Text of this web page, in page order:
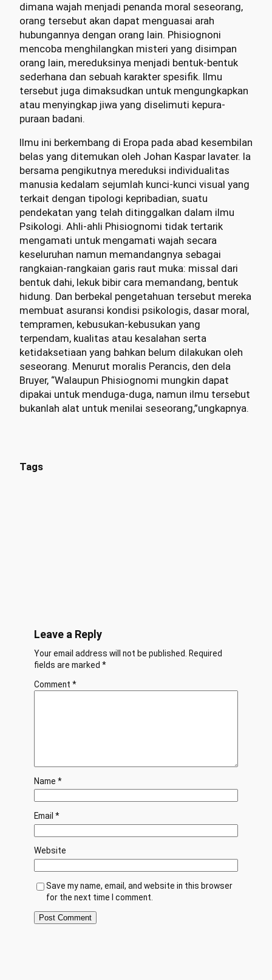
dimana wajah menjadi penanda moral seseorang,
orang tersebut akan dapat menguasai arah
hubungannya dengan orang lain. Phisiognoni
mencoba menghilangkan misteri yang disimpan
orang lain, mereduksinya menjadi bentuk-bentuk
sederhana dan sebuah karakter spesifik. Ilmu
tersebut juga dimaksudkan untuk mengungkapkan
atau menyingkap jiwa yang diselimuti kepura-
puraan badani.
Ilmu ini berkembang di Eropa pada abad kesembilan
belas yang ditemukan oleh Johan Kaspar lavater. Ia
bersama pengikutnya mereduksi individualitas
manusia kedalam sejumlah kunci-kunci visual yang
terkait dengan tipologi kepribadian, suatu
pendekatan yang telah ditinggalkan dalam ilmu
Psikologi. Ahli-ahli Phisiognomi tidak tertarik
mengamati untuk mengamati wajah secara
keseluruhan namun memandangnya sebagai
rangkaian-rangkaian garis raut muka: missal dari
bentuk dahi, lekuk bibir cara memandang, bentuk
hidung. Dan berbekal pengetahuan tersebut mereka
membuat asuransi kondisi psikologis, dasar moral,
tempramen, kebusukan-kebusukan yang
terpendam, kualitas atau kesalahan serta
ketidaksetiaan yang bahkan belum dilakukan oleh
seseorang. Menurut moralis Perancis, den dela
Bruyer, “Walaupun Phisiognomi mungkin dapat
dipakai untuk menduga-duga, namun ilmu tersebut
bukanlah alat untuk menilai seseorang,”ungkapnya.
Tags
Leave a Reply
Your email address will not be published. Required
fields are marked *
Comment *
Name *
Email *
Website
Save my name, email, and website in this browser
for the next time I comment.